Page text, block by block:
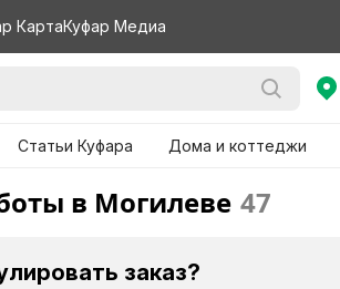
КартаКуфар Медиа
Статьи Куфара Дома и коттеджи
в Могилеве 47
заказ?